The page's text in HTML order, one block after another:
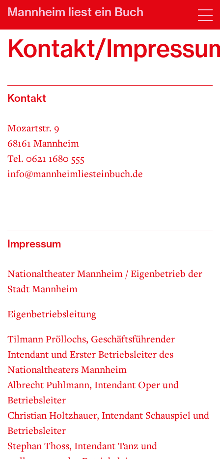
Mannheim liest ein Buch
Kontakt/
Kontakt
Mozartstr. 9
68161 Mannheim
Tel. 0621 1680 555
info@mannheimliesteinbuch.de
Impressum
Nationaltheater Mannheim / Eigenbetrieb der
Stadt Mannheim
Eigenbetriebsleitung
Tilmann Pröllochs, Geschäftsführender
Intendant und Erster Betriebsleiter des
Nationaltheaters Mannheim
Albrecht Puhlmann, Intendant Oper und
Betriebsleiter
Christian Holtzhauer, Intendant Schauspiel und
Betriebsleiter
Stephan Thoss, Intendant Tanz und